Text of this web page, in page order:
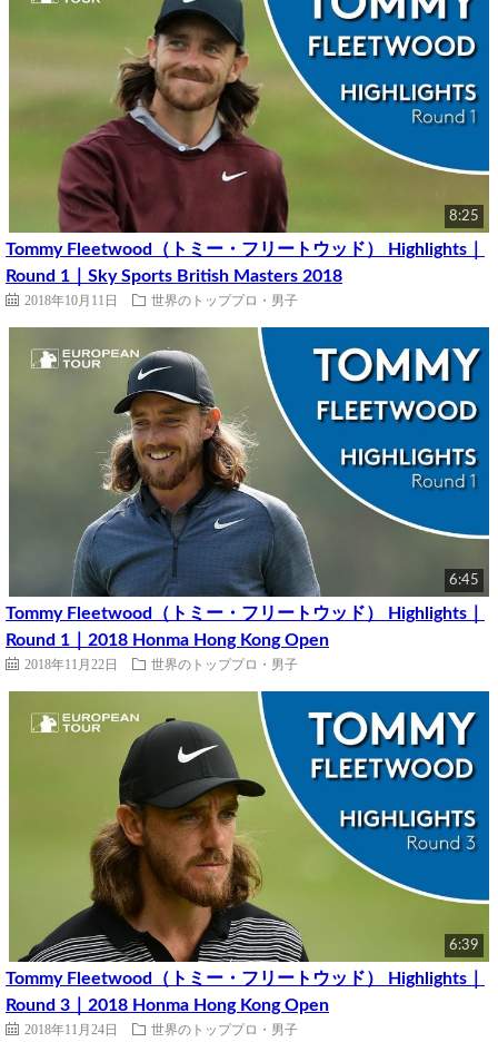
8:25
Tommy Fleetwood（トミー・フリートウッド） Highlights｜
Round 1｜Sky Sports British Masters 2018
2018年10月11日 世界のトッププロ・男子
6:45
Tommy Fleetwood（トミー・フリートウッド） Highlights｜
Round 1｜2018 Honma Hong Kong Open
2018年11月22日 世界のトッププロ・男子
6:39
Tommy Fleetwood（トミー・フリートウッド） Highlights｜
Round 3｜2018 Honma Hong Kong Open
2018年11月24日 世界のトッププロ・男子